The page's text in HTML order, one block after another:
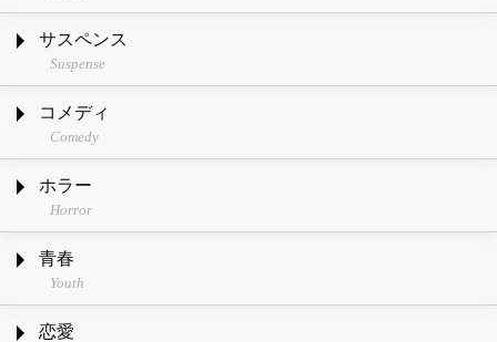
サスペンス
Suspense
コメディ
Comedy
ホラー
Horror
青春
Youth
恋愛